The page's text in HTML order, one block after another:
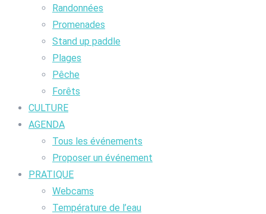
Randonnées
Promenades
Stand up paddle
Plages
Pêche
Forêts
CULTURE
AGENDA
Tous les événements
Proposer un événement
PRATIQUE
Webcams
Température de l’eau